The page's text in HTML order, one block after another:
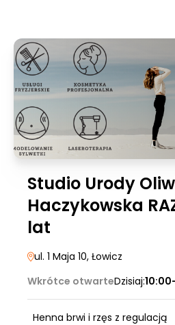
Studio Urody
Haczykowska
lat
ul. 1 Maja 10, Łowicz
Wkrótce otwarteDzisiaj:
Henna brwi i rzęs z regulacją